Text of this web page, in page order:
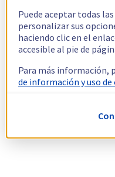
Puede aceptar todas
personalizar sus
haciendo clic en el
accesible al pie de
Para más información,
de información y uso de